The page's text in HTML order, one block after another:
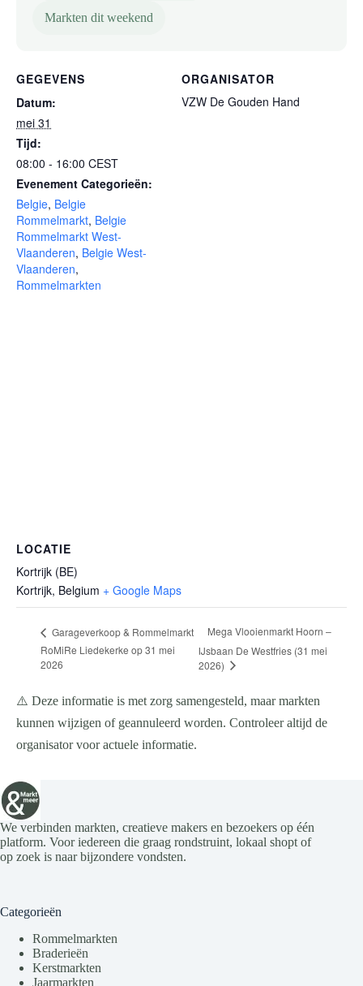
Markten dit weekend
GEGEVENS
Datum:
mei 31
Tijd:
08:00 - 16:00 CEST
Evenement Categorieën:
Belgie, Belgie
Rommelmarkt, Belgie
Rommelmarkt West-
Vlaanderen, Belgie West-
Vlaanderen,
Rommelmarkten
ORGANISATOR
VZW De Gouden Hand
LOCATIE
Kortrijk (BE)
Kortrijk, Belgium + Google Maps
Garageverkoop & Rommelmarkt
RoMiRe Liedekerke op 31 mei
2026
Mega Vlooienmarkt Hoorn –
IJsbaan De Westfries (31 mei
2026)
⚠️ Deze informatie is met zorg samengesteld, maar markten
kunnen wijzigen of geannuleerd worden. Controleer altijd de
organisator voor actuele informatie.
We verbinden markten, creatieve makers en bezoekers op één
platform. Voor iedereen die graag rondstruint, lokaal shopt of
op zoek is naar bijzondere vondsten.
Categorieën
Rommelmarkten
Braderieën
Kerstmarkten
Jaarmarkten